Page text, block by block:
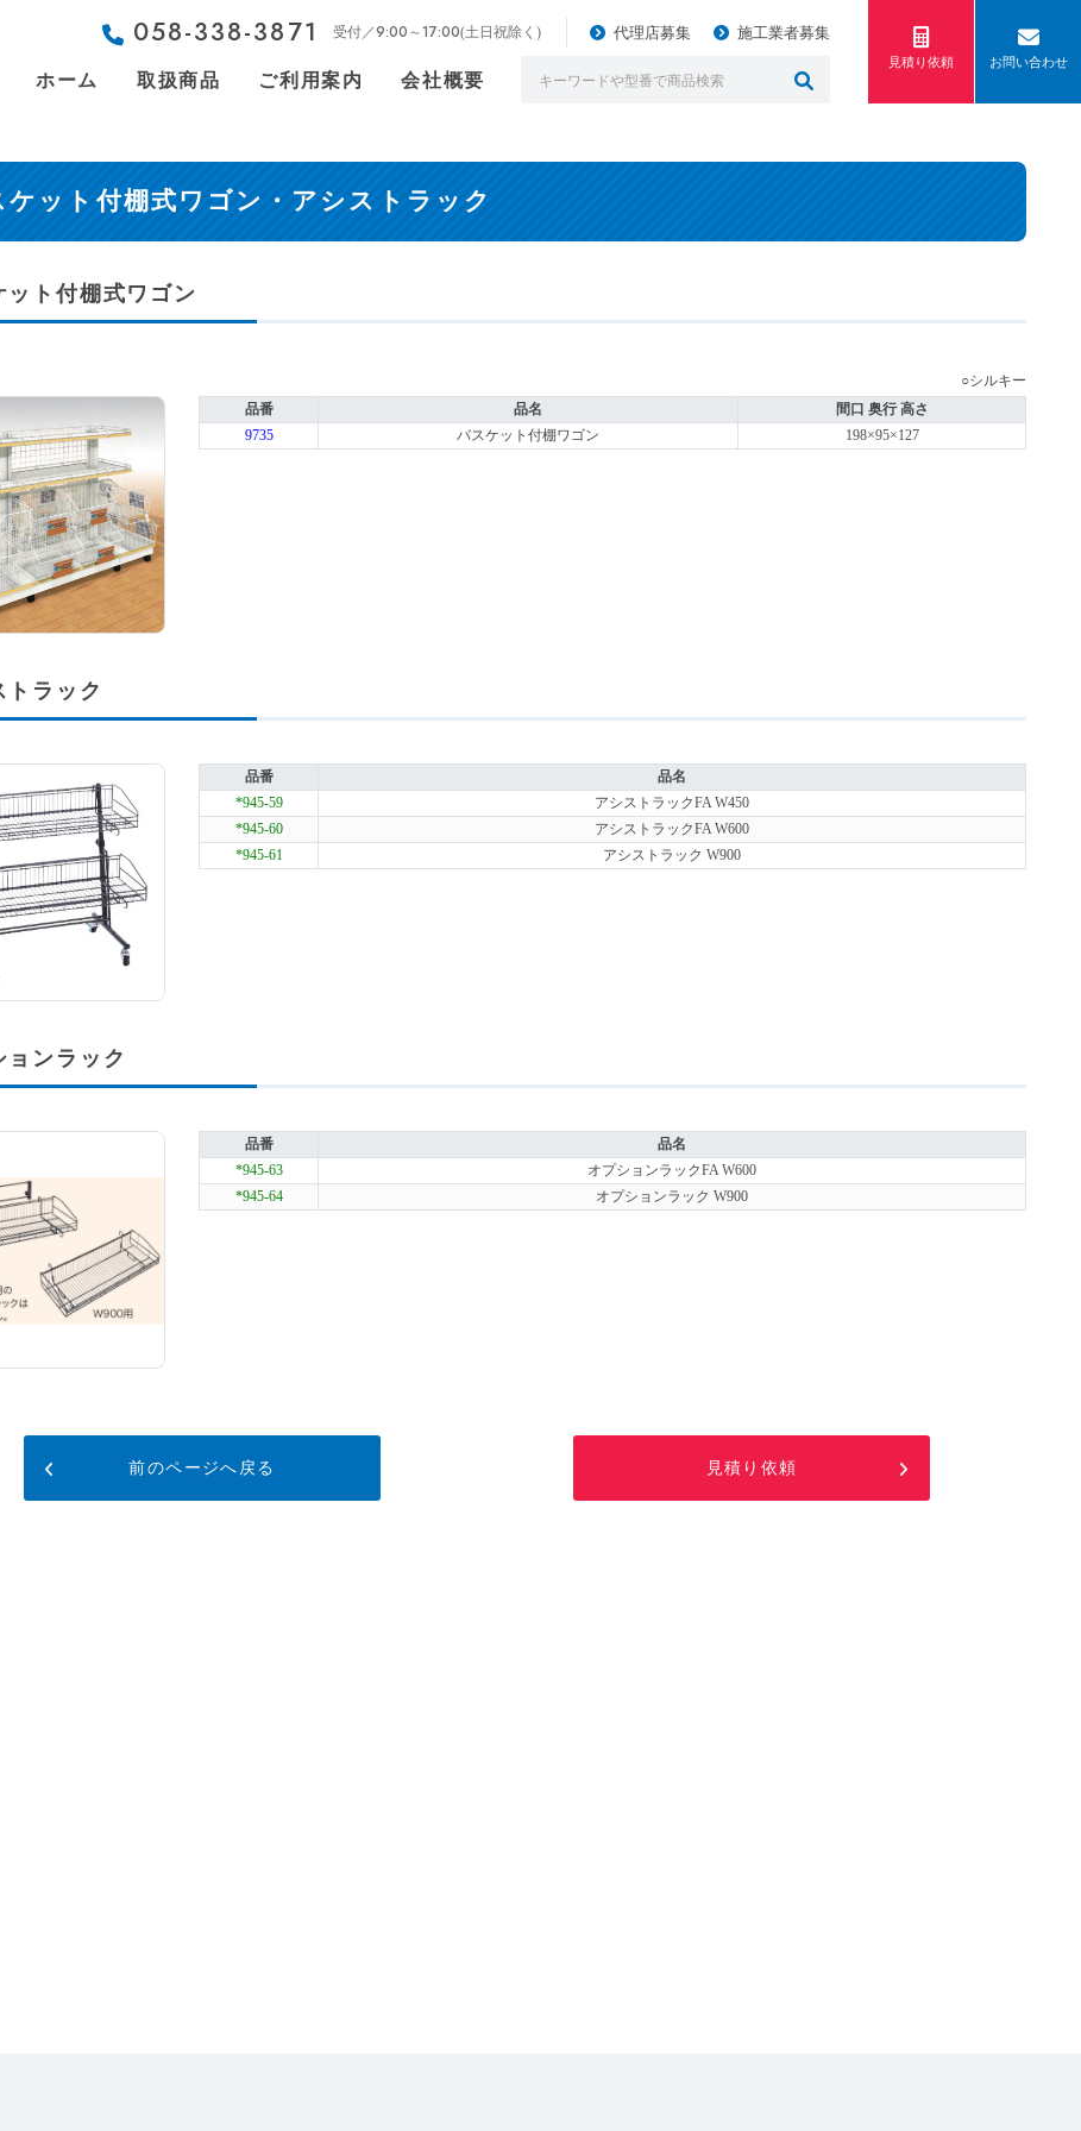
058-338-3871 受付／9:00～17:00(土日祝除く) 代理店募集 施工業者募集
ホーム 取扱商品 ご利用案内 会社概要
見積り依頼 お問い合わせ
ケット付棚式ワゴン・アシストラック
ット付棚式ワゴン
○シルキー
品番
品名
間口 奥行 高さ
9735
バスケット付棚ワゴン 198×95×127
トラック
品番
品名
*945-59
アシストラックFA W450
*945-60
アシストラックFA W600
*945-61
アシストラック W900
ョンラック
品番
品名
*945-63
オプションラックFA W600
*945-64
オプションラック W900
前のページへ戻る 見積り依頼